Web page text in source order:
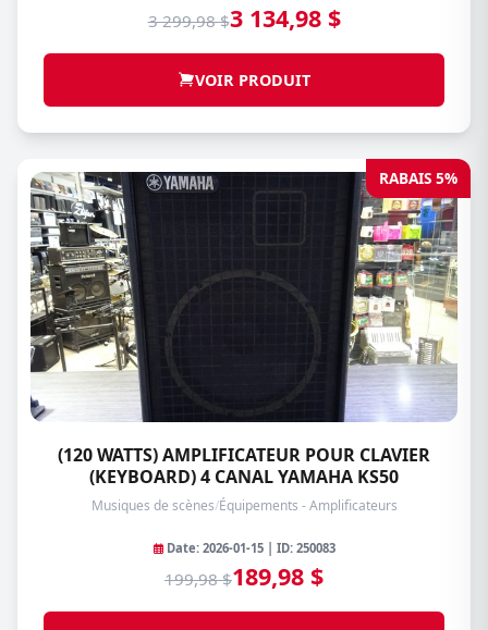
3 299,98 $3 134,98 $
VOIR PRODUIT
RABAIS 5%
(120 WATTS) AMPLIFICATEUR POUR CLAVIER
(KEYBOARD) 4 CANAL YAMAHA KS50
Musiques de scènes/Équipements - Amplificateurs
Date: 2026-01-15 | ID: 250083
199,98 $189,98 $